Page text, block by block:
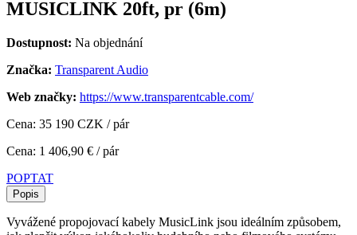
MUSICLINK 20ft, pr (6m)
Dostupnost: Na objednání
Značka: Transparent Audio
Web značky: https://www.transparentcable.com/
Cena: 35 190 CZK / pár
Cena: 1 406,90 € / pár
POPTAT
Popis
Vyvážené propojovací kabely MusicLink jsou ideálním způsobem,